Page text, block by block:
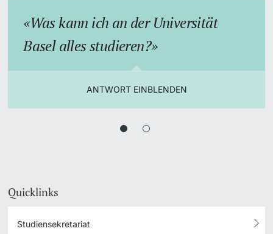
Was kann ich an der Universität
Basel alles studieren?
ANTWORT EINBLENDEN
Quicklinks
Studiensekretariat